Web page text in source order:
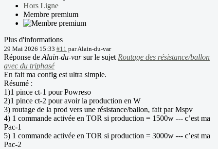
Hors Ligne
Membre premium
Plus d'informations
29 Mai 2026 15:33 #11 parAlain-du-var
Réponse de Alain-du-varsur le sujet Routage des résistance/ballon
avec du triphasé
En fait ma config est ultra simple.
Résumé :
1)1 pince ct-1 pour Powreso
2)1 pince ct-2 pour avoir la production en W
3) routage de la prod vers une résistance/ballon, fait par Mspv
4) 1 commande activée en TOR si production = 1500w --- c’est ma
Pac-1
5) 1 commande activée en TOR si production = 3000w --- c’est ma
Pac-2